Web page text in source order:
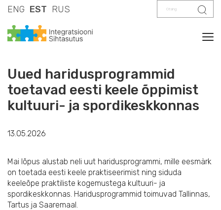
Otsing
ENG EST RUS
Uued haridusprogrammid
toetavad eesti keele õppimist
kultuuri- ja spordikeskkonnas
13.05.2026
Mai lõpus alustab neli uut haridusprogrammi, mille eesmärk
on toetada eesti keele praktiseerimist ning siduda
keeleõpe praktiliste kogemustega kultuuri- ja
spordikeskkonnas. Haridusprogrammid toimuvad Tallinnas,
Tartus ja Saaremaal.